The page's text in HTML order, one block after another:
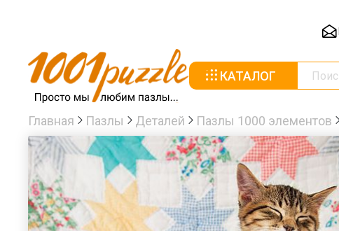
КАТАЛОГ
Главная Пазлы Деталей Пазлы 1000 элементов